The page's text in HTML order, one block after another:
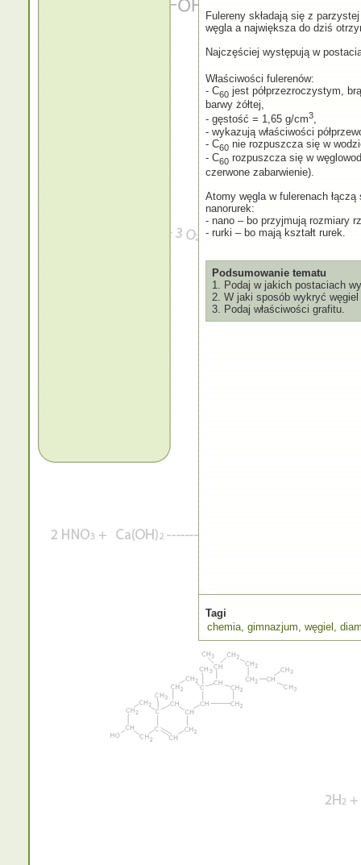
Fulereny składają się z
węgla a największa do dziś
Najczęściej występują w
Właściwości fulerenów:
- C60jest półprzezroczystym,
barwy żółtej,
- gęstość = 1,65 g/cm3,
- wykazują właściwości
- C60nie rozpuszcza się w
- C60rozpuszcza się w
czerwone zabarwienie).
Atomy węgla w fulerenach
nanorurek:
- nano – bo przyjmują rozmiary
- rurki – bo mają kształt rurek.
Podsumowanie tematu
1. Podaj w jakich postaciach
2. W jaki sposób wykryć
3. Podaj właściwości grafitu.
Tagi
chemia, gimnazjum węgiel